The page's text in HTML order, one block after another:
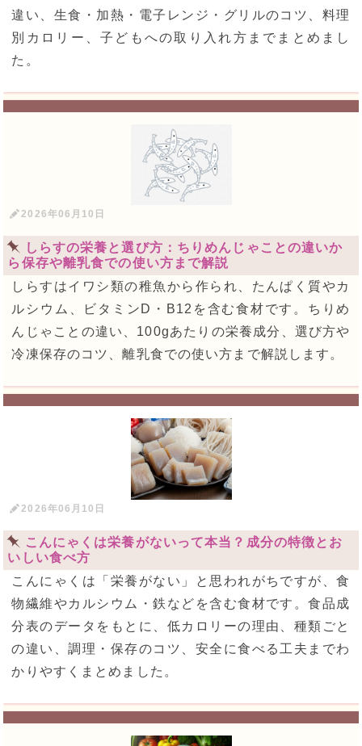
違い、生食・加熱・電子レンジ・グリルのコツ、料理
別カロリー、子どもへの取り入れ方までまとめまし
た。
2026年06月10日
しらすの栄養と選び方：ちりめんじゃことの違いか
ら保存や離乳食での使い方まで解説
しらすはイワシ類の稚魚から作られ、たんぱく質やカ
ルシウム、ビタミンD・B12を含む食材です。ちりめ
んじゃことの違い、100gあたりの栄養成分、選び方や
冷凍保存のコツ、離乳食での使い方まで解説します。
2026年06月10日
こんにゃくは栄養がないって本当？成分の特徴とお
いしい食べ方
こんにゃくは「栄養がない」と思われがちですが、食
物繊維やカルシウム・鉄などを含む食材です。食品成
分表のデータをもとに、低カロリーの理由、種類ごと
の違い、調理・保存のコツ、安全に食べる工夫までわ
かりやすくまとめました。